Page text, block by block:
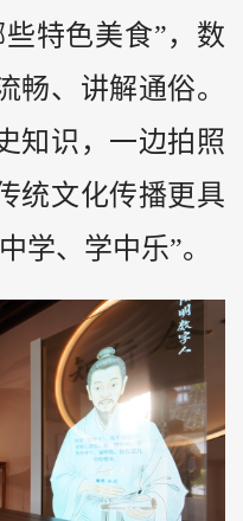
特色美食”，数
畅、讲解通俗。
知识，一边拍照
统文化传播更具
学、学中乐”。